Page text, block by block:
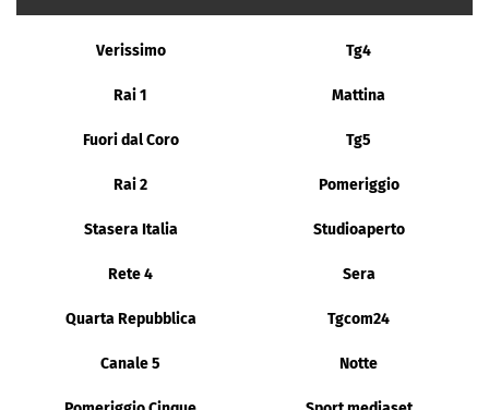
Verissimo Tg4
Rai 1 Mattina
Fuori dal Coro Tg5
Rai 2 Pomeriggio
Stasera Italia Studioaperto
Rete 4 Sera
Quarta Repubblica Tgcom24
Canale 5 Notte